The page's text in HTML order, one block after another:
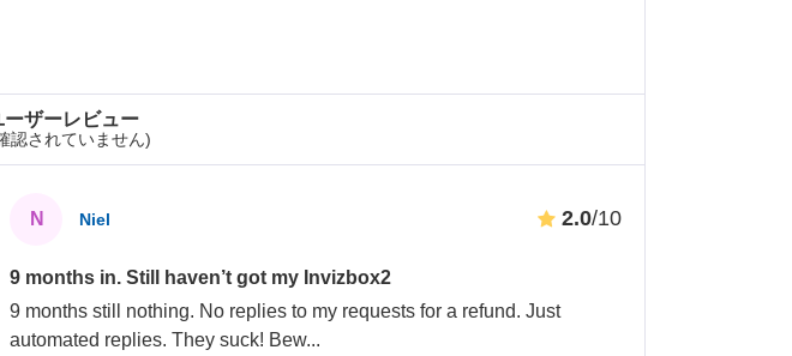
ザーレビュー
認されていません)
N Niel 2.0/10
9 months in. Still haven’t got my Invizbox2
9 months still nothing. No replies to my requests for a refund. Just
automated replies. They suck! Bew...